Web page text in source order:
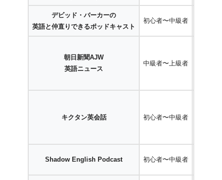
デビッド・バーカーの
英語と仲直りできるポッドキャスト
初心者〜中級者
朝日新聞AJW
英語ニュース
中級者〜上級者
キクタン英会話 初心者〜中級者
Shadow English Podcast 初心者〜中級者